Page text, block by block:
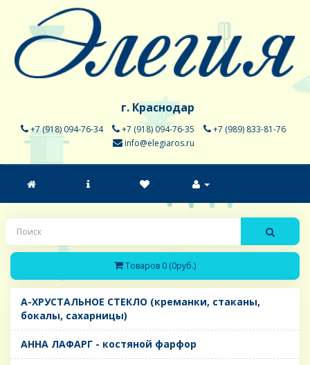
г. Краснодар
+7 (918) 094-76-34 +7 (918) 094-76-35
+7 (989) 833-81-76
info@elegiaros.ru
Товаров 0 (0руб.)
A-ХРУСТАЛЬНОЕ СТЕКЛО (креманки, стаканы,
бокалы, сахарницы)
AHHA ЛАФАРГ - костяной фарфор